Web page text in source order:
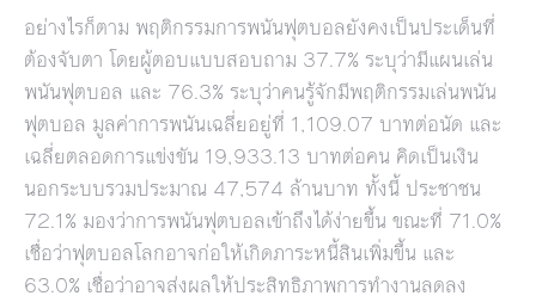
อย่างไรก็ตาม พฤติกรรมการพนันฟุตบอลยังคงเป็นประเด็นที่
ต้องจับตา โดยผู้ตอบแบบสอบถาม 37.7% ระบุว่ามีแผนเล่น
พนันฟุตบอล และ 76.3% ระบุว่าคนรู้จักมีพฤติกรรมเล่นพนัน
ฟุตบอล มูลค่าการพนันเฉลี่ยอยู่ที่ 1,109.07 บาทต่อนัด และ
เฉลี่ยตลอดการแข่งขัน 19,933.13 บาทต่อคน คิดเป็นเงิน
นอกระบบรวมประมาณ 47,574 ล้านบาท ทั้งนี้ ประชาชน
72.1% มองว่าการพนันฟุตบอลเข้าถึงได้ง่ายขึ้น ขณะที่ 71.0%
เชื่อว่าฟุตบอลโลกอาจก่อให้เกิดภาระหนี้สินเพิ่มขึ้น และ
63.0% เชื่อว่าอาจส่งผลให้ประสิทธิภาพการทำงานลดลง